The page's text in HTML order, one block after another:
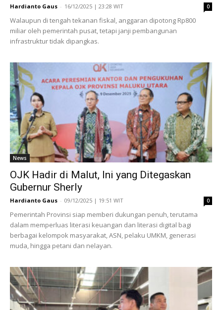
Hardianto Gaus - 16/12/2025 | 23:28 WIT 0
Walaupun di tengah tekanan fiskal, anggaran dipotong Rp800
miliar oleh pemerintah pusat, tetapi janji pembangunan
infrastruktur tidak dipangkas.
News
OJK Hadir di Malut, Ini yang Ditegaskan
Gubernur Sherly
Hardianto Gaus - 09/12/2025 | 19:51 WIT 0
Pemerintah Provinsi siap memberi dukungan penuh, terutama
dalam memperluas literasi keuangan dan literasi digital bagi
berbagai kelompok masyarakat, ASN, pelaku UMKM, generasi
muda, hingga petani dan nelayan.